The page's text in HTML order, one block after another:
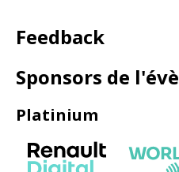
Feedback
Sponsors de
Platinium